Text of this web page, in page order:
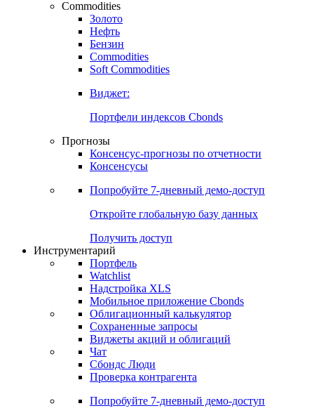
Commodities
Золото
Нефть
Бензин
Commodities
Soft Commodities
Виджет:
Портфели индексов Cbonds
Прогнозы
Консенсус-прогнозы по отчетности
Консенсусы
Попробуйте 7-дневный демо-доступ
Откройте глобальную базу данных
Получить доступ
Инструментарий
Портфель
Watchlist
Надстройка XLS
Мобильное приложение Cbonds
Облигационный калькулятор
Сохраненные запросы
Виджеты акций и облигаций
Чат
Сбондс Люди
Проверка контрагента
Попробуйте 7-дневный демо-доступ